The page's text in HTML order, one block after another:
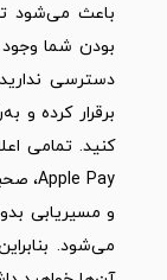
باعث می‌شود
بودن شما
برقرار کرده و
کنید. تمامی
و مسیریابی
می‌شود.